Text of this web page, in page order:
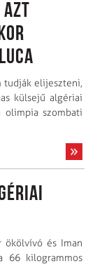
azt
tudják elijeszteni,
külsejű algériai
szombati
ökölvívó és Iman
66 kilogrammos